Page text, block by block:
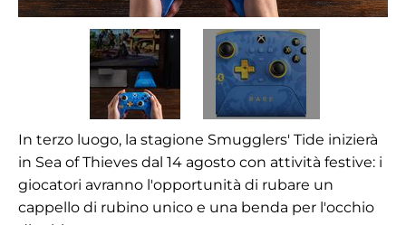
In terzo luogo, la stagione Smugglers' Tide inizierà
in Sea of Thieves dal 14 agosto con attività festive: i
giocatori avranno l'opportunità di rubare un
cappello di rubino unico e una benda per l'occhio